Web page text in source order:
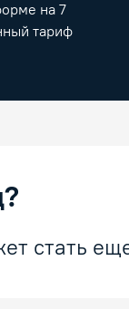
на 7
тариф
стать